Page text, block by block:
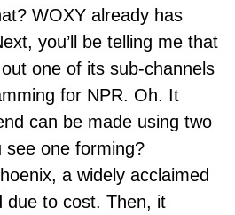
WOXY already has
you’ll be telling me that
one of its sub-channels
for NPR. Oh. It
can be made using two
see one forming?
a widely acclaimed
due to cost. Then, it